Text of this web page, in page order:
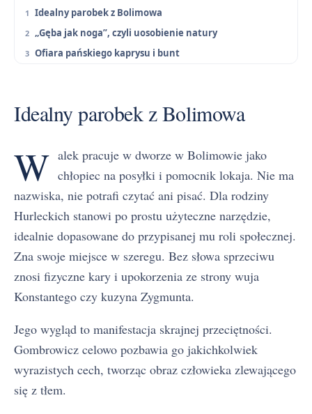
Idealny parobek z Bolimowa
„Gęba jak noga”, czyli uosobienie natury
Ofiara pańskiego kaprysu i bunt
Idealny parobek z Bolimowa
W alek pracuje w dworze w Bolimowie jako
chłopiec na posyłki i pomocnik lokaja. Nie ma
nazwiska, nie potrafi czytać ani pisać. Dla rodziny
Hurleckich stanowi po prostu użyteczne narzędzie,
idealnie dopasowane do przypisanej mu roli społecznej.
Zna swoje miejsce w szeregu. Bez słowa sprzeciwu
znosi fizyczne kary i upokorzenia ze strony wuja
Konstantego czy kuzyna Zygmunta.
Jego wygląd to manifestacja skrajnej przeciętności.
Gombrowicz celowo pozbawia go jakichkolwiek
wyrazistych cech, tworząc obraz człowieka zlewającego
się z tłem.